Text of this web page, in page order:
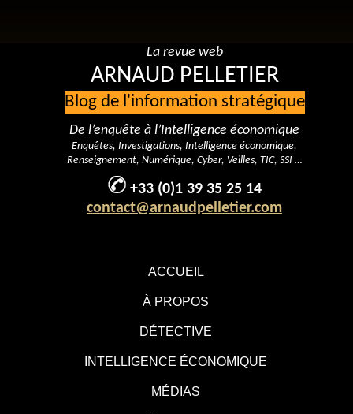
ACCUEIL
À PROPOS
DÉTECTIVE
INTELLIGENCE ÉCONOMIQUE
MÉDIAS
La revue web
ARNAUD PELLETIER
Blog de l'information stratégique
De l’enquête à l’Intelligence économique
Enquêtes, Investigations, Intelligence économique,
Renseignement, Numérique, Cyber, Veilles, TIC, SSI …
+33 (0)1 39 35 25 14
contact@arnaudpelletier.com